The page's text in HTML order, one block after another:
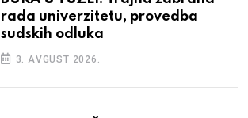
rada univerzitetu, provedba
sudskih odluka
3. AVGUST 2026.